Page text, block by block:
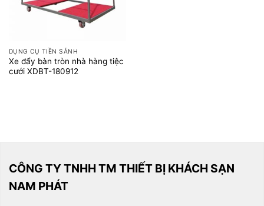
DỤNG CỤ TIỀN SẢNH
Xe đẩy bàn tròn nhà hàng tiệc
cưới XDBT-180912
CÔNG TY TNHH TM THIẾT BỊ KHÁCH SẠN
NAM PHÁT